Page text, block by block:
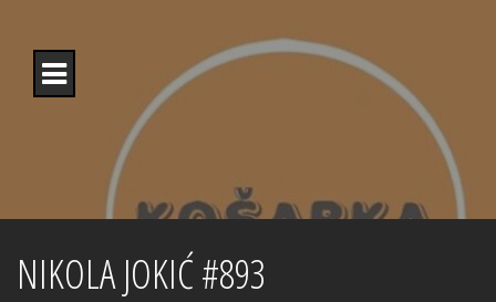
content
NIKOLA JOKIĆ #893